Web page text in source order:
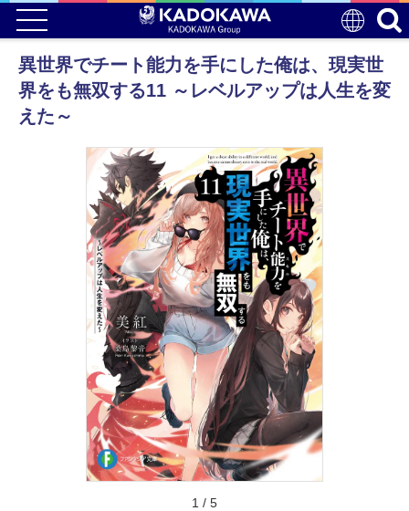
異世界でチート能力を手にした俺は、現実世
界をも無双する11 ～レベルアップは人生を変
えた～
1 / 5